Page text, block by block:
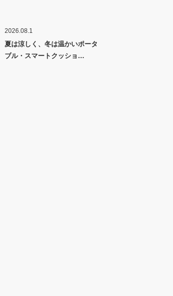
2026.08.1
夏は涼しく、冬は温かいポータ
ブル・スマートクッショ…